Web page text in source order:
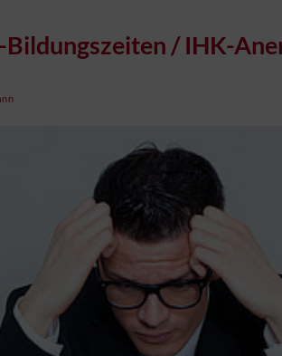
/ IHK-